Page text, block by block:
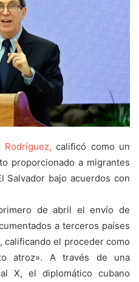
Rodríguez, calificó como un
proporcionado a migrantes
Salvador bajo acuerdos con
de abril el envío de
a terceros países
calificando el proceder como
atroz». A través de una
X, el diplomático cubano